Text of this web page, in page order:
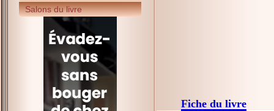
Salons du livre
Fiche du livre